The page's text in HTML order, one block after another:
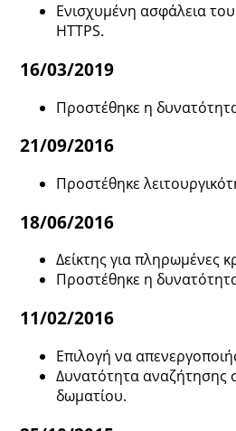
Ενισχυμένη ασφάλεια
HTTPS.
16/03/2019
Προστέθηκε η
21/09/2016
Προστέθηκε
18/06/2016
Δείκτης για πληρωμένες
Προστέθηκε η
11/02/2016
Επιλογή να
Δυνατότητα αναζήτησης
δωματίου.